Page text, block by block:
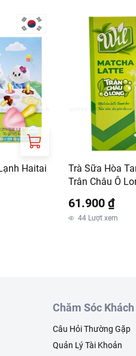
Haitai
Trà Sữa Hòa
Trân Châu Ô
61.900 ₫
44 Lượt xem
Chăm Sóc
Câu Hỏi Thường Gặp
Quản Lý Tài Khoản